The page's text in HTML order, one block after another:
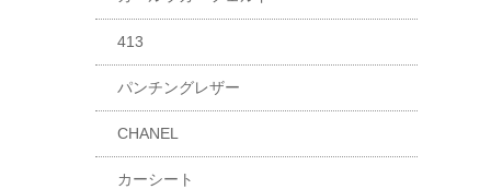
413
パンチングレザー
CHANEL
カーシート